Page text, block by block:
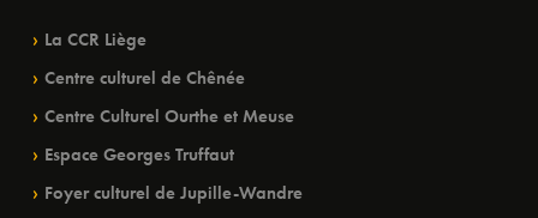
La CCR Liège
Centre culturel de Chênée
Centre Culturel Ourthe et Meuse
Espace Georges Truffaut
Foyer culturel de Jupille-Wandre